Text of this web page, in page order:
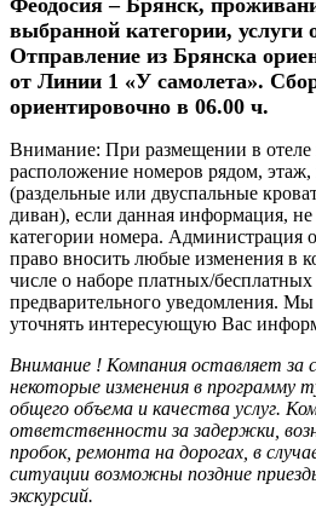
выбранной категории, услуги
Отправление из Брянска
от Линии 1 «У самолета».
ориентировочно в 06.00 ч.
Внимание: При размещении в отеле
расположение номеров рядом, этаж,
(раздельные или двуспальные
диван), если данная информация, не
категории номера. Администрация
право вносить любые изменения в
числе о наборе платных/бесплатных
предварительного уведомления.
уточнять интересующую Вас
Внимание ! Компания оставляет за
некоторые изменения в программу
общего объема и качества услуг.
ответственности за задержки,
пробок, ремонта на дорогах, в
ситуации возможны поздние
экскурсий.